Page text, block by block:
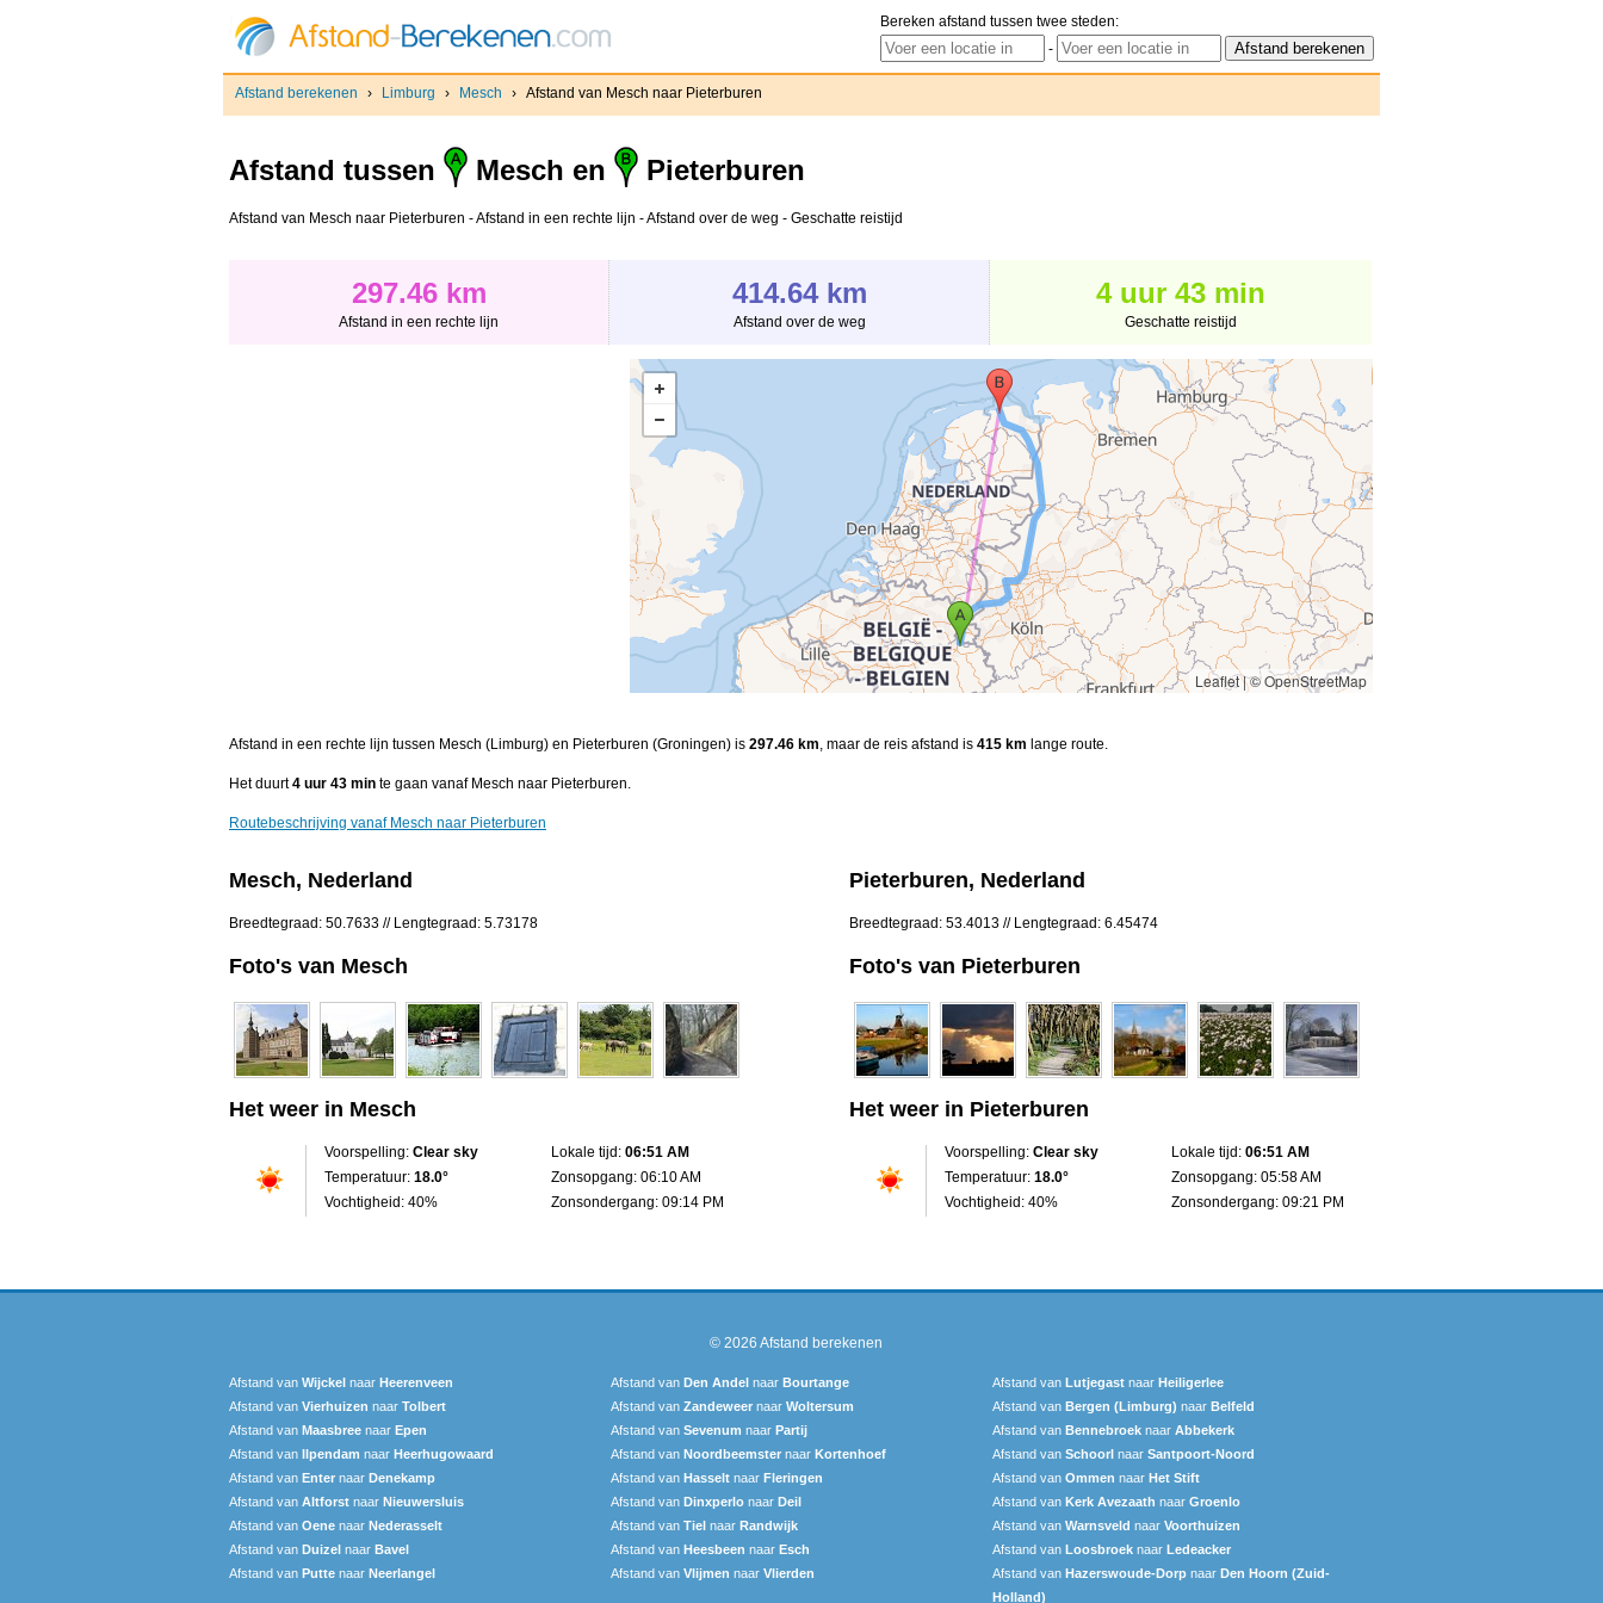
Bereken afstand tussen twee steden:
-
Afstand berekenen › Limburg › Mesch › Afstand van Mesch naar Pieterburen
Afstand tussen Mesch en Pieterburen
Afstand van Mesch naar Pieterburen - Afstand in een rechte lijn - Afstand over de weg - Geschatte reistijd
297.46 km
Afstand in een rechte lijn
414.64 km
Afstand over de weg
4 uur 43 min
Geschatte reistijd
Leaflet|© OpenStreetMap
Afstand in een rechte lijn tussen Mesch (Limburg) en Pieterburen (Groningen) is 297.46 km, maar de reis afstand is 415 km lange route.
Het duurt4 uur 43 min te gaan vanaf Mesch naar Pieterburen.
Routebeschrijving vanaf Mesch naar Pieterburen
Mesch, Nederland
Breedtegraad: 50.7633 // Lengtegraad: 5.73178
Foto's van Mesch
Het weer in Mesch
Voorspelling: Clear sky
Temperatuur: 18.0°
Vochtigheid: 40%
Lokale tijd: 06:51 AM
Zonsopgang: 06:10 AM
Zonsondergang: 09:14 PM
Pieterburen, Nederland
Breedtegraad: 53.4013 // Lengtegraad: 6.45474
Foto's van Pieterburen
Het weer in Pieterburen
Voorspelling: Clear sky
Temperatuur: 18.0°
Vochtigheid: 40%
Lokale tijd: 06:51 AM
Zonsopgang: 05:58 AM
Zonsondergang: 09:21 PM
© 2026 Afstand berekenen
Afstand van Wijckel naar Heerenveen Afstand van Den Andel naar Bourtange Afstand van Lutjegast naar Heiligerlee
Afstand van Vierhuizen naar Tolbert Afstand van Zandeweer naar Woltersum Afstand van Bergen (Limburg) naar Belfeld
Afstand van Maasbree naar Epen Afstand van Sevenum naar Partij Afstand van Bennebroek naar Abbekerk
Afstand van Ilpendam naar Heerhugowaard Afstand van Noordbeemster naar Kortenhoef Afstand van Schoorl naar Santpoort-Noord
Afstand van Enter naar Denekamp Afstand van Hasselt naar Fleringen Afstand van Ommen naar Het Stift
Afstand van Altforst naar Nieuwersluis Afstand van Dinxperlo naar Deil Afstand van Kerk Avezaath naar Groenlo
Afstand van Oene naar Nederasselt Afstand van Tiel naar Randwijk Afstand van Warnsveld naar Voorthuizen
Afstand van Duizel naar Bavel Afstand van Heesbeen naar Esch Afstand van Loosbroek naar Ledeacker
Afstand van Putte naar Neerlangel Afstand van Vlijmen naar Vlierden Afstand van Hazerswoude-Dorp naar Den Hoorn (Zuid-
Holland)